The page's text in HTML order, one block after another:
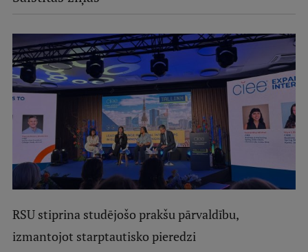
RSU stiprina studējošo prakšu pārvaldību,
izmantojot starptautisko pieredzi